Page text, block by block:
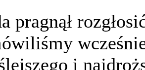
pragnął
i